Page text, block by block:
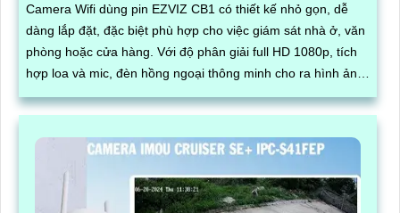
Camera Wifi dùng pin EZVIZ CB1 có thiết kế nhỏ gọn, dễ
dàng lắp đặt, đặc biệt phù hợp cho việc giám sát nhà ở, văn
phòng hoặc cửa hàng. Với độ phân giải full HD 1080p, tích
hợp loa và mic, đèn hồng ngoại thông minh cho ra hình ảnh
chất lượng ban đêm